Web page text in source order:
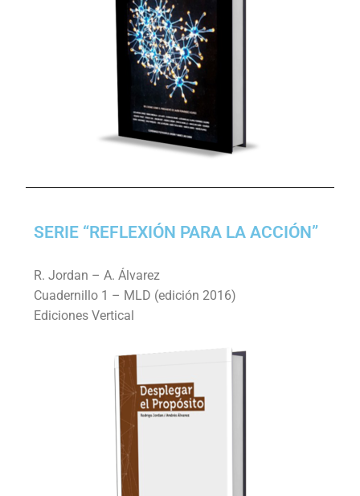
SERIE “REFLEXIÓN PARA LA ACCIÓN”
R. Jordan – A. Álvarez
Cuadernillo 1 – MLD (edición 2016)
Ediciones Vertical